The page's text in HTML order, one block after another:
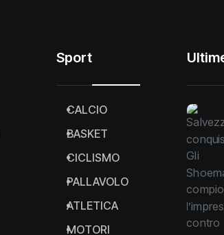
Sport
CALCIO
BASKET
CICLISMO
PALLAVOLO
ATLETICA
MOTORI